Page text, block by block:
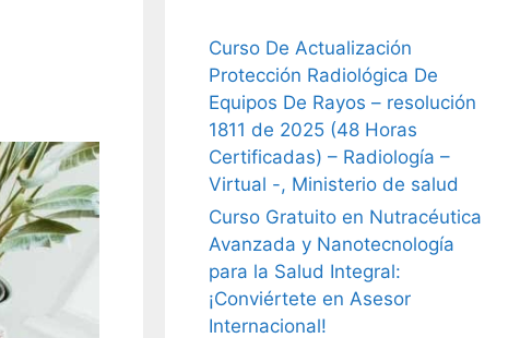
Curso De Actualización
Protección Radiológica De
Equipos De Rayos – resolución
1811 de 2025 (48 Horas
Certificadas) – Radiología –
Virtual -, Ministerio de salud
Curso Gratuito en Nutracéutica
Avanzada y Nanotecnología
para la Salud Integral:
¡Conviértete en Asesor
Internacional!